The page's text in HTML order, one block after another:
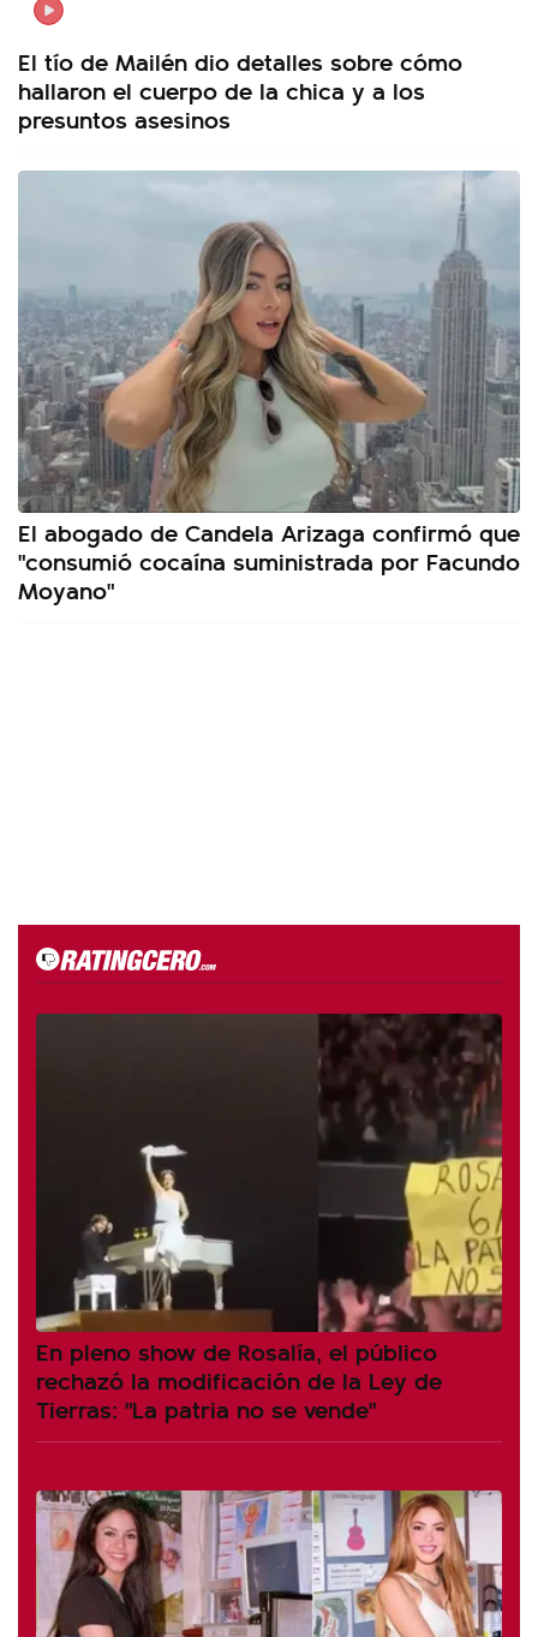
El tío de Mailén dio detalles sobre cómo
hallaron el cuerpo de la chica y a los
presuntos asesinos
El abogado de Candela Arizaga confirmó que
"consumió cocaína suministrada por Facundo
Moyano"
En pleno show de Rosalía, el público
rechazó la modificación de la Ley de
Tierras: "La patria no se vende"